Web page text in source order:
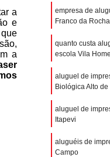
a
e
a
empresa de
Franco da Rocha
quanto custa
escola Vila
aluguel de
Biológica Alto de
aluguel de
Itapevi
aluguéis de
Campo